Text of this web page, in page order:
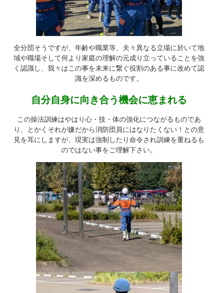
全分団そうですが、年齢や職業等、夫々異なる立場に於いて地
域や職場そして何より家庭の理解の元成り立っていることを強
く認識し、我々はこの事を未来に繋ぐ役割のある事に改めて認
識を深めるものです。
自分自身に向き合う機会に恵まれる
この操法訓練はやはり心・技・体の強化につながるものであ
り、とかくそれが嫌だから消防団員にはなりたくない！との意
見を耳にしますが、現実は強制したり命令され訓練を重ねるも
のではない事をご理解下さい。